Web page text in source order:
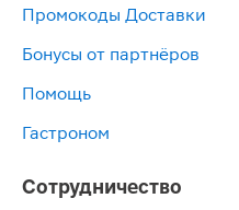
Промокоды Доставки
Бонусы от партнёров
Помощь
Гастроном
Сотрудничество